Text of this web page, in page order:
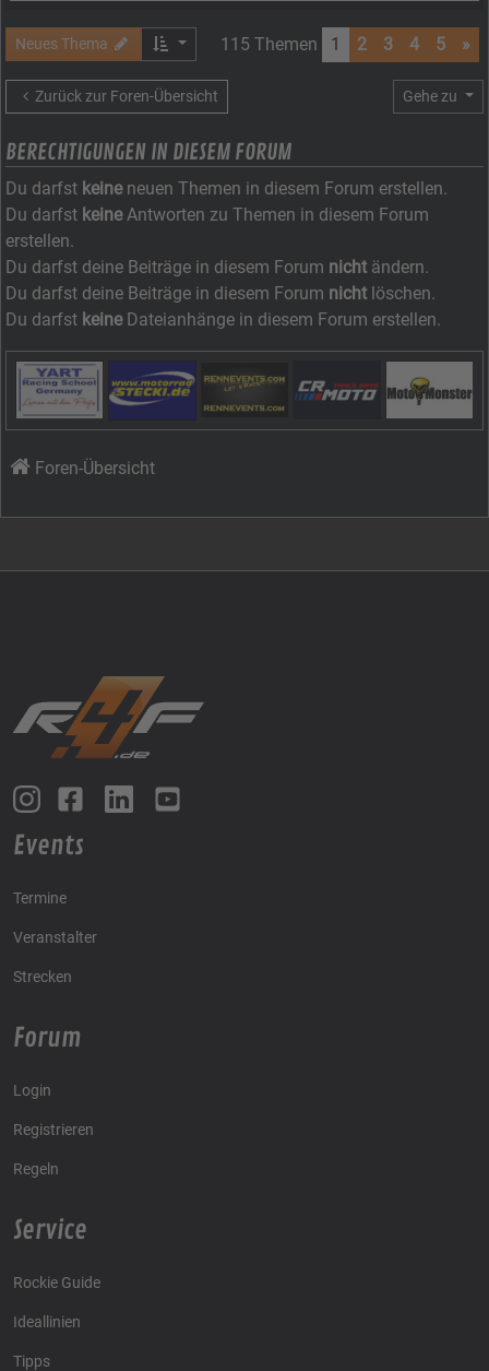
Neues Thema 115 Themen 1 2 3 4 5 »
Zurück zur Foren-Übersicht Gehe zu
BERECHTIGUNGEN IN DIESEM FORUM
Du darfst keineneuen Themen in diesem Forum erstellen.
Du darfst keineAntworten zu Themen in diesem Forum
erstellen.
Du darfst deine Beiträge in diesem Forum nicht ändern.
Du darfst deine Beiträge in diesem Forum nicht löschen.
Du darfst keineDateianhänge in diesem Forum erstellen.
Foren-Übersicht
Events
Termine
Veranstalter
Strecken
Forum
Login
Registrieren
Regeln
Service
Rockie Guide
Ideallinien
Tipps